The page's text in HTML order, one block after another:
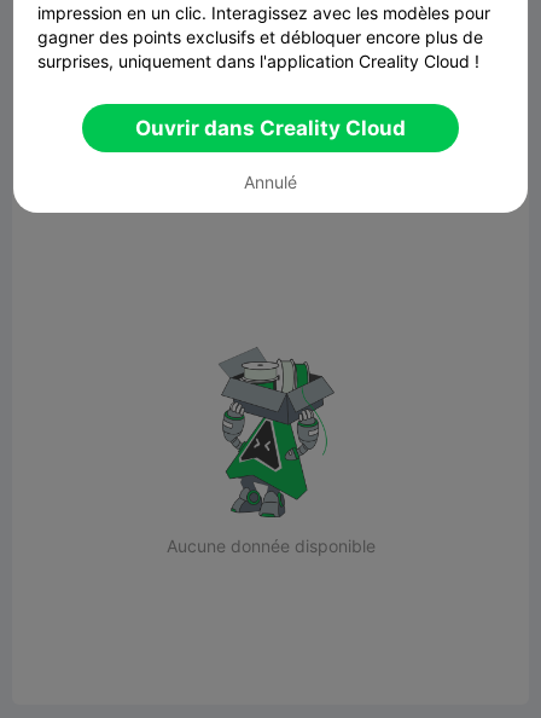
Commenter
Tout est chargé.(0)
Aucune donnée disponible
impression en un clic. Interagissez avec les modèles pour
gagner des points exclusifs et débloquer encore plus de
surprises, uniquement dans l'application Creality Cloud !
Ouvrir dans Creality Cloud
Annulé